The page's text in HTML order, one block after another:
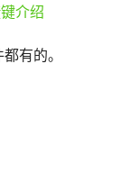
有的。